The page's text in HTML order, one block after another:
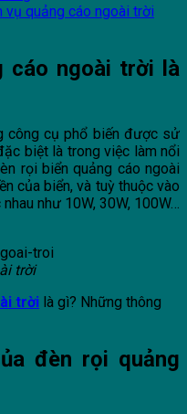
vụ quảng cáo ngoài trời
cáo ngoài trời là
công cụ phổ biến được sử
biệt là trong việc làm nổi
rọi biển quảng cáo ngoài
của biển, và tuỳ thuộc vào
như 10W, 30W, 100W…
trời
trời là gì? Những thông
đèn rọi quảng